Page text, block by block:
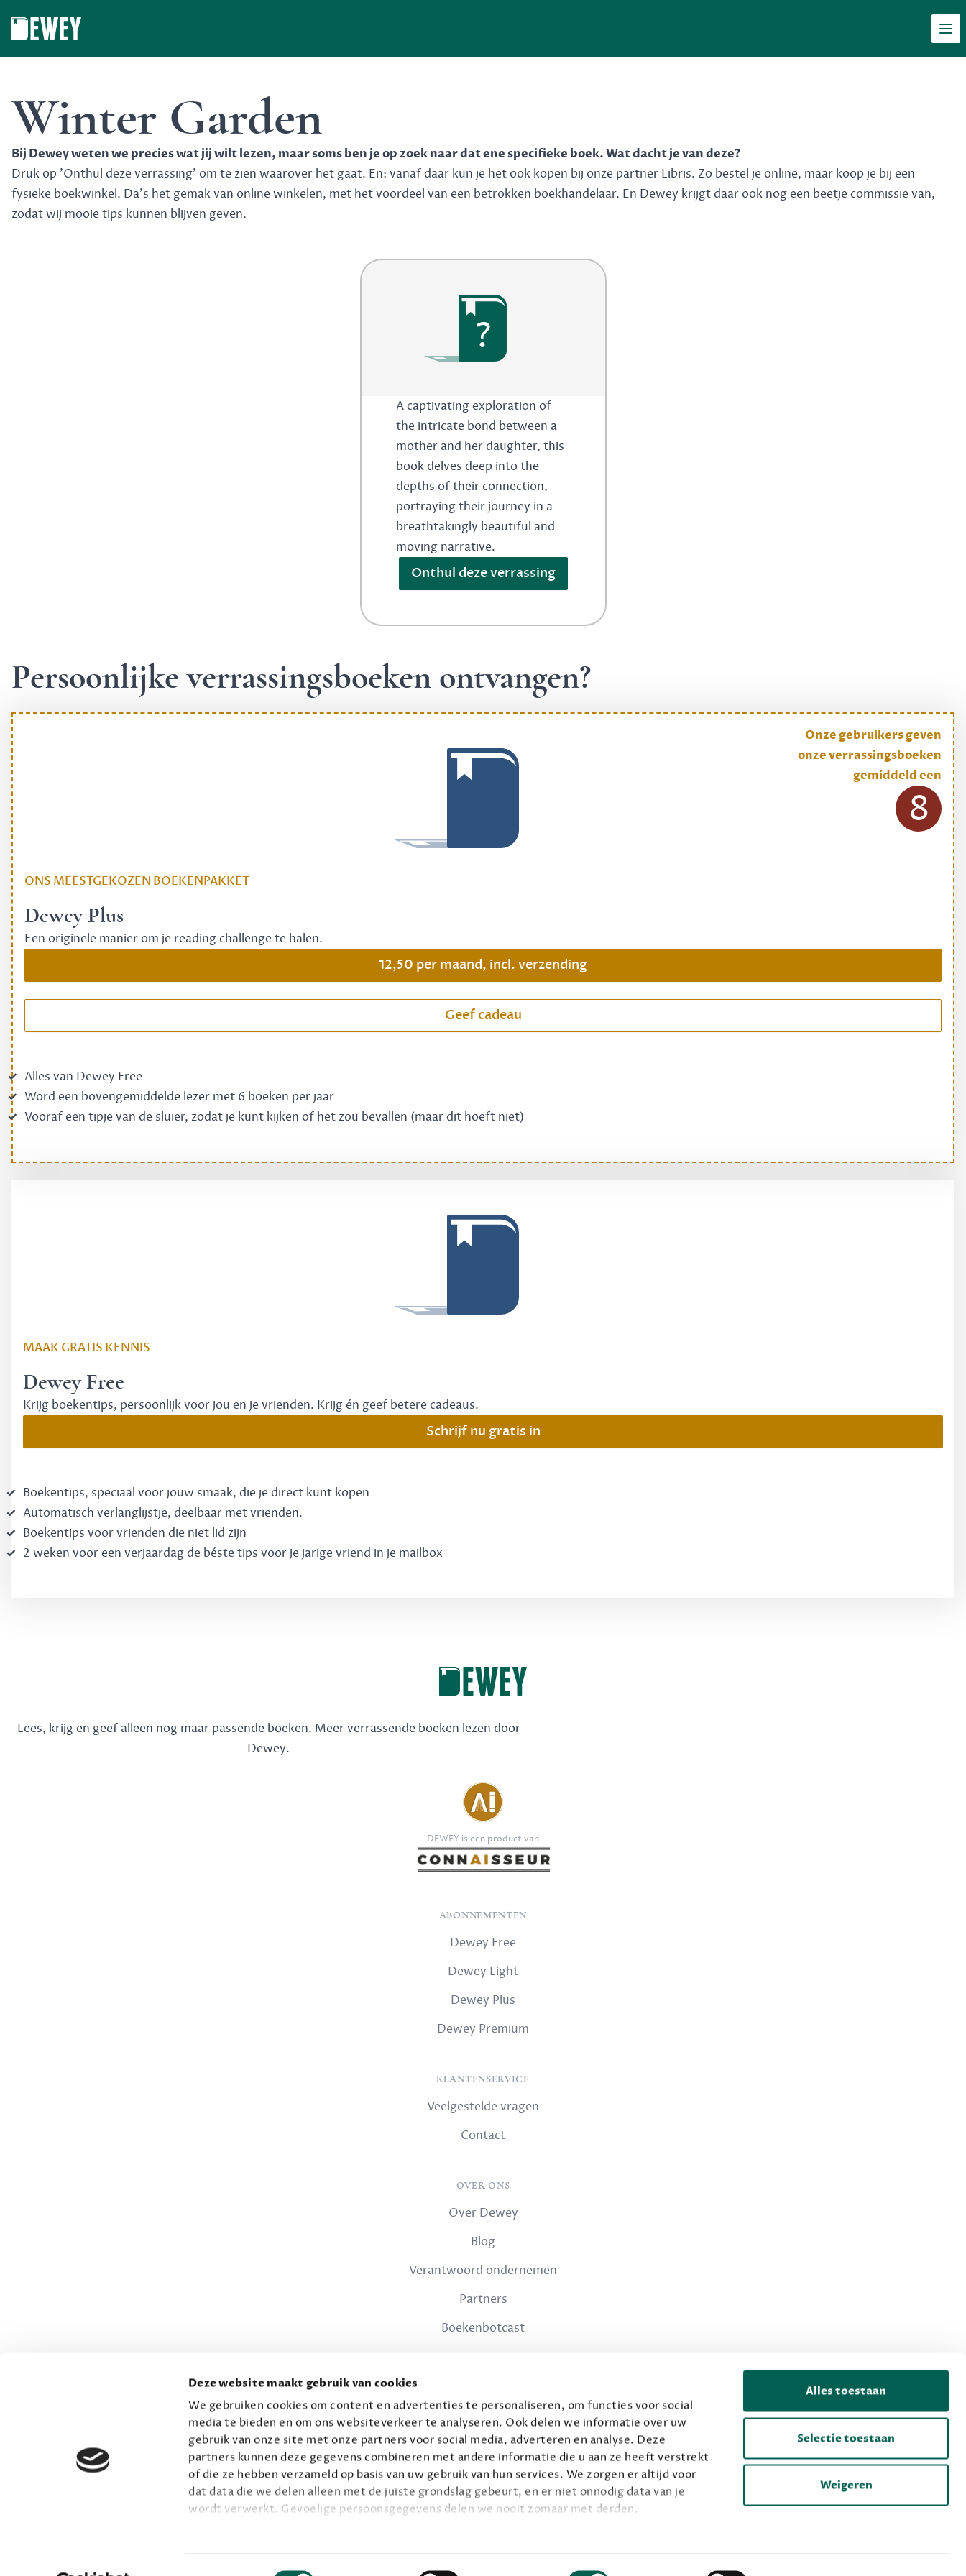
Deze website maakt gebruik van cookies
We gebruiken cookies om content en advertenties te personaliseren, om functies voor social
media te bieden en om ons websiteverkeer te analyseren. Ook delen we informatie over uw
gebruik van onze site met onze partners voor social media, adverteren en analyse. Deze
partners kunnen deze gegevens combineren met andere informatie die u aan ze heeft verstrekt
of die ze hebben verzameld op basis van uw gebruik van hun services. We zorgen er altijd voor
dat data die we delen alleen met de juiste grondslag gebeurt, en er niet onnodig data van je
wordt verwerkt. Gevoelige persoonsgegevens delen we nooit zomaar met derden.
Toestemmingsselectie
Alles toestaan
Selectie toestaan
Weigeren
Winter Garden
Bij Dewey weten we precies wat jij wilt lezen, maar soms ben je op zoek naar dat ene specifieke boek. Wat dacht je van deze?
Druk op 'Onthul deze verrassing' om te zien waarover het gaat. En: vanaf daar kun je het ook kopen bij onze partner Libris. Zo bestel je online, maar koop je bij een
fysieke boekwinkel. Da's het gemak van online winkelen, met het voordeel van een betrokken boekhandelaar. En Dewey krijgt daar ook nog een beetje commissie van,
zodat wij mooie tips kunnen blijven geven.
?
A captivating exploration of
the intricate bond between a
mother and her daughter, this
book delves deep into the
depths of their connection,
portraying their journey in a
breathtakingly beautiful and
moving narrative.
Onthul deze verrassing
Persoonlijke verrassingsboeken ontvangen?
ONS MEESTGEKOZEN BOEKENPAKKET
Dewey Plus
Een originele manier om je reading challenge te halen.
12,50 per maand, incl. verzending
Geef cadeau
Alles van Dewey Free
Word een bovengemiddelde lezer met 6 boeken per jaar
Vooraf een tipje van de sluier, zodat je kunt kijken of het zou bevallen (maar dit hoeft niet)
Onze gebruikers geven
onze verrassingsboeken
gemiddeld een
8
MAAK GRATIS KENNIS
Dewey Free
Krijg boekentips, persoonlijk voor jou en je vrienden. Krijg én geef betere cadeaus.
Schrijf nu gratis in
Boekentips, speciaal voor jouw smaak, die je direct kunt kopen
Automatisch verlanglijstje, deelbaar met vrienden.
Boekentips voor vrienden die niet lid zijn
2 weken voor een verjaardag de béste tips voor je jarige vriend in je mailbox
Lees, krijg en geef alleen nog maar passende boeken. Meer verrassende boeken lezen door
Dewey.
DEWEY is een product van
ABONNEMENTEN
Dewey Free
Dewey Light
Dewey Plus
Dewey Premium
KLANTENSERVICE
Veelgestelde vragen
Contact
OVER ONS
Over Dewey
Blog
Verantwoord ondernemen
Partners
Boekenbotcast
Privacy
Voorwaarden
© 2026 Connaisseur B.V.